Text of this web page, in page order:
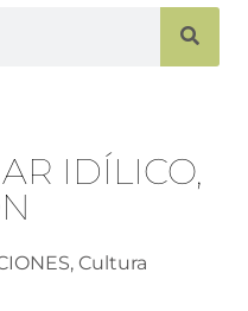
IDÍLICO,
,Cultura